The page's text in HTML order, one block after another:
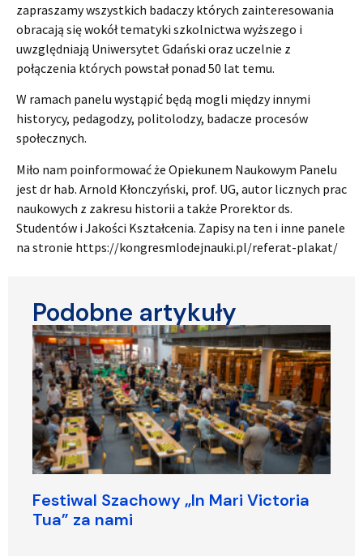
Podobne artykuły
Festiwal Szachowy „In Mari Victoria
Tua” za nami
zapraszamy wszystkich badaczy których zainteresowania
obracają się wokół tematyki szkolnictwa wyższego i
uwzględniają Uniwersytet Gdański oraz uczelnie z
połączenia których powstał ponad 50 lat temu.
W ramach panelu wystąpić będą mogli między innymi
historycy, pedagodzy, politolodzy, badacze procesów
społecznych.
Miło nam poinformować że Opiekunem Naukowym Panelu
jest dr hab. Arnold Kłonczyński, prof. UG, autor licznych prac
naukowych z zakresu historii a także Prorektor ds.
Studentów i Jakości Kształcenia. Zapisy na ten i inne panele
na stronie https://kongresmlodejnauki.pl/referat-plakat/